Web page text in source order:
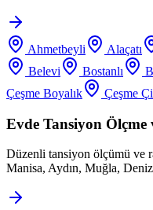
Ahmetbeyli Alaçatı
Belevi
Bostanlı
Çeşme Boyalık
Çeşme
Evde Tansiyon Ölçme
Düzenli tansiyon ölçümü ve
Manisa, Aydın, Muğla,